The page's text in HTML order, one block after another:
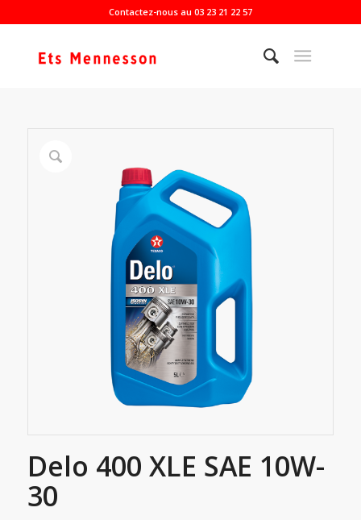
Contactez-nous au 03 23 21 22 57
Delo 400 XLE SAE 10W-
30